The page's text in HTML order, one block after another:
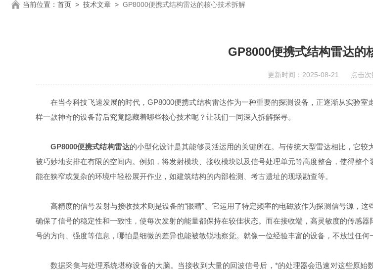
当前位置： 首页 > 技术文章 > GP8000便携式结构雷达的核心技术拆解
GP8000便携式结构雷达的
更新时间：2025-08-21 点击次
在当今科技飞速发展的时代，GP8000便携式结构雷达作为一种重要的探测设备，正逐渐从实验室
样一款神奇的设备背后究竟隐藏着哪些核心技术呢？让我们一同深入拆解探寻。
GP8000便携式结构雷达的小型化设计是其能够灵活运用的关键所在。与传统大型雷达相比，它
被巧妙地安排在有限的空间内。例如，将发射模块、接收模块以及信号处理单元等高度整合，使得整
能在狭窄或复杂的环境中轻松展开作业，如建筑结构的内部检测、考古遗址的现场勘查等。
高精度的信号发射与接收技术则是设备的“眼睛”。它运用了特定频率的电磁波作为探测信号源，这
确保了信号的稳定性和一致性，使每次发射的能量都保持在较佳状态。而在接收端，高灵敏度的传感
号的方向、强度等信息，哪怕是细微的差异也能被敏锐地察觉。就像一位经验丰富的设备，不放过任何
数据采集与处理系统堪称设备的大脑。当接收到大量的回波信号后，*的处理器会迅速对这些原始